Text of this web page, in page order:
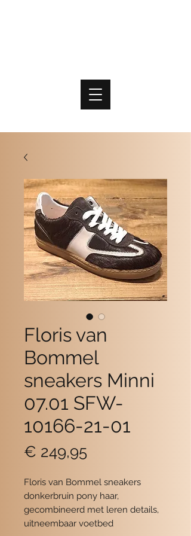
Floris van
Bommel
sneakers Minni
07.01 SFW-
10166-21-01
€ 249,95Prijs
Floris van Bommel sneakers
donkerbruin pony haar,
gecombineerd met leren details,
uitneembaar voetbed